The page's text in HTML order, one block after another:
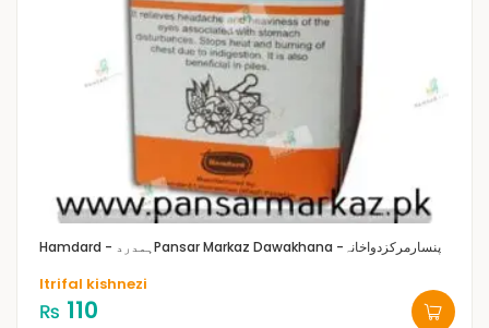
Hamdard - ہمدرد Pansar Markaz Dawakhana -پنسارمرکزدواخانہ
Itrifal kishnezi
₨ 110